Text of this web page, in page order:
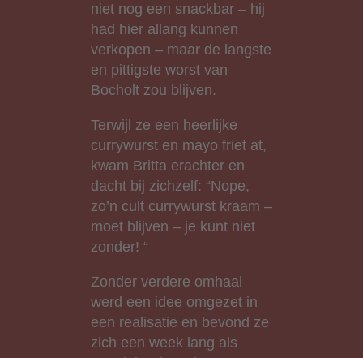
niet nog een snackbar – hij
had hier allang kunnen
verkopen – maar de langste
en pittigste worst van
Bocholt zou blijven.
Terwijl ze een heerlijke
currywurst en mayo friet at,
kwam Britta erachter en
dacht bij zichzelf: “Nope,
zo’n cult currywurst kraam –
moet blijven – je kunt niet
zonder! “
Zonder verdere omhaal
werd een idee omgezet in
een realisatie en bevond ze
zich een week lang als